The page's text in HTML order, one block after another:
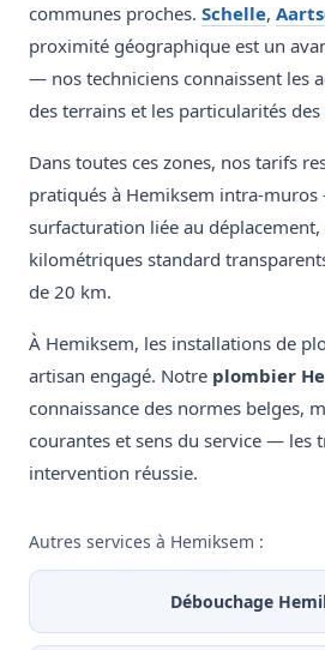
communes proches. Schelle,
proximité géographique est un
— nos techniciens connaissent les
des terrains et les particularités
Dans toutes ces zones, nos tarifs
pratiqués à Hemiksem intra-
surfacturation liée au
kilométriques standard
de 20 km.
À Hemiksem, les installations de
artisan engagé. Notre plombier
connaissance des normes belges,
courantes et sens du service — les
intervention réussie.
Autres services à Hemiksem :
Débouchage